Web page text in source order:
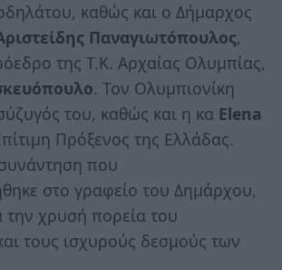
καθώς και ο Δήμαρχος
Παναγιωτόπουλος,
της Τ.Κ. Αρχαίας Ολυμπίας,
. Τον Ολυμπιονίκη
του, καθώς και η κα Elena
Πρόξενος της Ελλάδας.
που
στο γραφείο του Δημάρχου,
την χρυσή πορεία του
τους ισχυρούς δεσμούς των